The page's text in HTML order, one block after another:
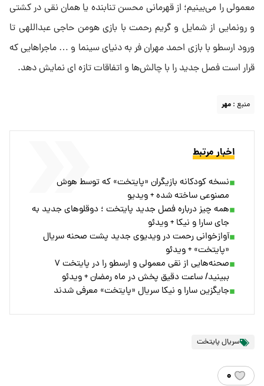
معمولی را می‌بینیم؛ از قهرمانی محسن تنابنده یا همان نقی در کشتی
و رونمایی از شمایل و گریم رحمت با بازی هومن حاجی عبداللهی تا
ورود ارسطو با بازی احمد مهران فر به دنیای سینما و … ماجراهایی که
قرار است فصل جدید را با چالش‌ها و اتفاقات تازه ای نمایش دهد.
منبع : مهر
اخبار مرتبط
نسخه کودکانه‌ بازیگران «پایتخت» که توسط هوش
مصنوعی ساخته شده + ویدیو
همه چیز درباره فصل جدید پایتخت ؛ دوقلوهای جدید به
جای سارا و نیکا + ویدئو
آوازخوانی رحمت در ویدیوی جدید پشت صحنه سریال
«پایتخت» + ویدئو
صحنه‌هایی از نقی معمولی و ارسطو را در پایتخت ۷
ببینید/ ساعت دقیق پخش در ماه رمضان + ویدئو
جایگزین سارا و نیکا سریال «پایتخت» معرفی شدند
سریال پایتخت
۰